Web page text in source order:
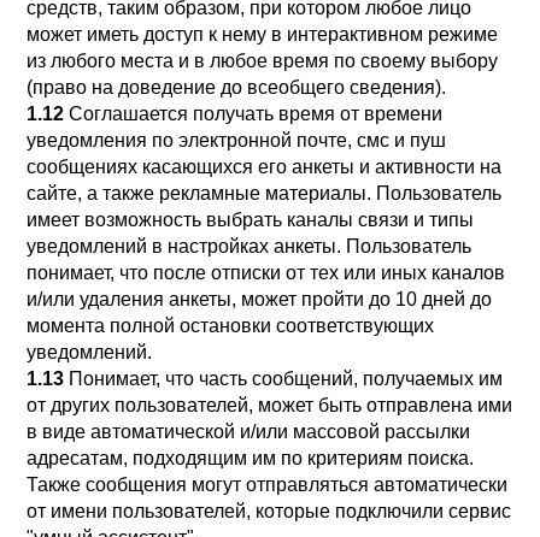
средств, таким образом, при котором любое лицо
может иметь доступ к нему в интерактивном режиме
из любого места и в любое время по своему выбору
(право на доведение до всеобщего сведения).
1.12 Соглашается получать время от времени
уведомления по электронной почте, смс и пуш
сообщениях касающихся его анкеты и активности на
сайте, а также рекламные материалы. Пользователь
имеет возможность выбрать каналы связи и типы
уведомлений в настройках анкеты. Пользователь
понимает, что после отписки от тех или иных каналов
и/или удаления анкеты, может пройти до 10 дней до
момента полной остановки соответствующих
уведомлений.
1.13 Понимает, что часть сообщений, получаемых им
от других пользователей, может быть отправлена ими
в виде автоматической и/или массовой рассылки
адресатам, подходящим им по критериям поиска.
Также сообщения могут отправляться автоматически
от имени пользователей, которые подключили сервис